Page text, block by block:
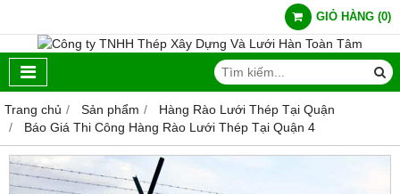
GIỎ HÀNG (0)
Trang chủ Sản phẩm
Hàng Rào Lưới Thép Tại Quận
Báo Giá Thi Công Hàng Rào Lưới Thép Tại Quận 4